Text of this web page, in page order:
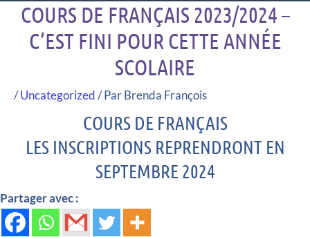
COURS DE FRANÇAIS 2023/2024 –
C’EST FINI POUR CETTE ANNÉE
SCOLAIRE
/Uncategorized/ ParBrenda François
COURS DE FRANÇAIS
LES INSCRIPTIONS REPRENDRONT EN
SEPTEMBRE 2024
Partager avec :